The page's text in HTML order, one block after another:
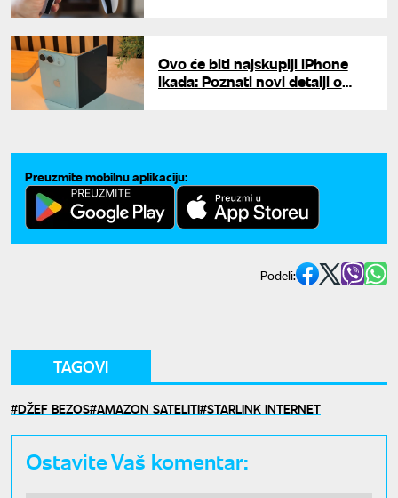
Ovo će biti najskuplji iPhone
ikada: Poznati novi detalji o
Preuzmite mobilnu aplikaciju:
Podeli:
TAGOVI
DŽEF BEZOS AMAZON SATELITI STARLINK INTERNET
Ostavite Vaš komentar: